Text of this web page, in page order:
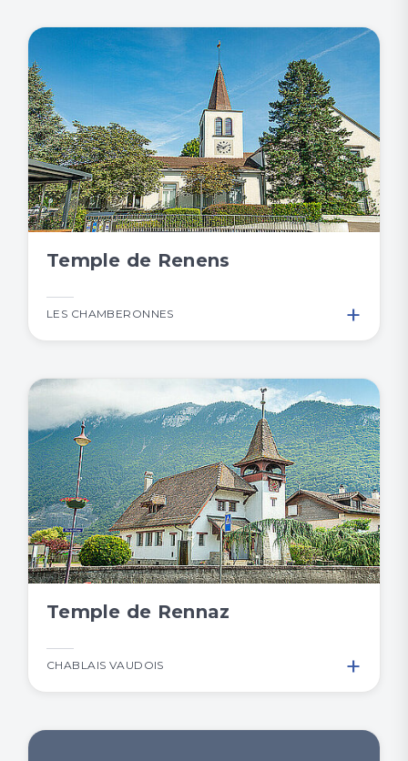
Temple de Renens
LES CHAMBERONNES +
Temple de Rennaz
CHABLAIS VAUDOIS +